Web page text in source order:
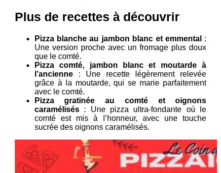
Plus de recettes à découvrir
Pizza blanche au jambon blanc et emmental :
Une version proche avec un fromage plus doux
que le comté.
Pizza comté, jambon blanc et moutarde à
l’ancienne: Une recette légèrement relevée
grâce à la moutarde, qui se marie parfaitement
avec le comté.
Pizza gratinée au comté et oignons
caramélisés: Une pizza ultra-fondante où le
comté est mis à l’honneur, avec une touche
sucrée des oignons caramélisés.